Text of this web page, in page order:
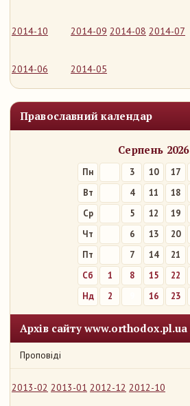
2014-10 2014-09 2014-08 2014-07
2014-06 2014-05
Православний календар
Серпень 2026
Пн 3 10 17
Вт
4 11 18
Ср
5 12 19
Чт
6 13 20
Пт
7 14 21
Сб
1 8 15 22
Нд
2 16 23
Архів сайту www.orthodox.pl.ua
Проповіді
2013-02 2013-01 2012-12 2012-10